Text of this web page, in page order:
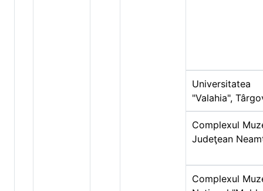
Universitatea
"Valahia",
Complexul
Judeţean
Complexul